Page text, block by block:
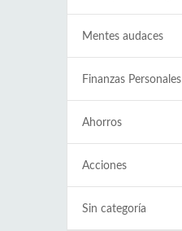
Mentes audaces
Finanzas Personales
Ahorros
Acciones
Sin categoría